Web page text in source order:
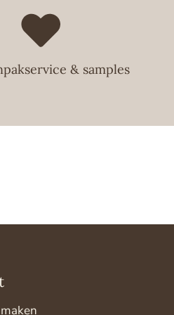
& samples